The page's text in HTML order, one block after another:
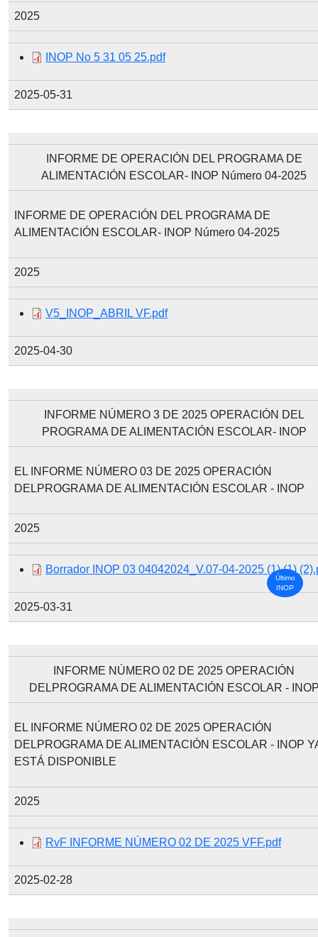
Último
INOP
2025
Document
INOP No 5 31 05 25.pdf
2025-05-31
INFORME DE OPERACIÓN DEL PROGRAMA DE
ALIMENTACIÓN ESCOLAR- INOP Número 04-2025
INFORME DE OPERACIÓN DEL PROGRAMA DE
ALIMENTACIÓN ESCOLAR- INOP Número 04-2025
2025
Document
V5_INOP_ABRIL VF.pdf
2025-04-30
INFORME NÚMERO 3 DE 2025 OPERACIÓN DEL
PROGRAMA DE ALIMENTACIÓN ESCOLAR- INOP
EL INFORME NÚMERO 03 DE 2025 OPERACIÓN
DELPROGRAMA DE ALIMENTACIÓN ESCOLAR - INOP
2025
Document
Borrador INOP 03 04042024_V.07-04-2025 (1) (1)
2025-03-31
INFORME NÚMERO 02 DE 2025 OPERACIÓN
DELPROGRAMA DE ALIMENTACIÓN ESCOLAR -
EL INFORME NÚMERO 02 DE 2025 OPERACIÓN
DELPROGRAMA DE ALIMENTACIÓN ESCOLAR - INOP
ESTÁ DISPONIBLE
2025
Document
RvF INFORME NÚMERO 02 DE 2025 VFF.pdf
2025-02-28